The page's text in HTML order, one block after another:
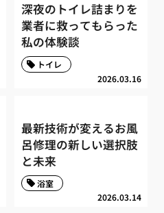
深夜のトイレ詰まりを
業者に救ってもらった
私の体験談
2026.03.16
トイレ
最新技術が変えるお風
呂修理の新しい選択肢
と未来
2026.03.14
浴室